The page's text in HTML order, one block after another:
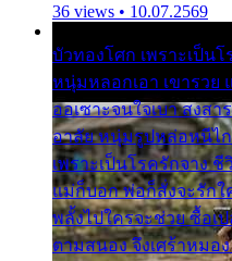
36 views • 10.07.2569
บัวทองโศก เพราะเป็น
หนุ่มหลอกเอา เขารวย
ออเซาะจนใจเบา สงสา
อาลัย หนุ่มรูปหล่อหนีไก
เพราะเป็นโรครักจาง ชี
แม่ก็บอก พ่อก็สั่งจะรักใ
พลั้งไปใครจะช่วย ซื้อเ
ตามสนอง จึงเศร้าหมอ